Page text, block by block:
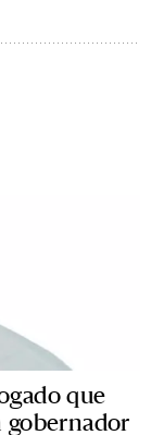
que
gobernador